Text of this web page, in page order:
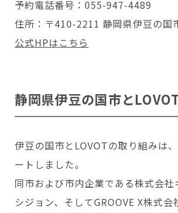
予約電話番号：055-947-4489
住所：〒410-2211 静岡県伊豆の国
公式HPはこちら
静岡県伊豆の国市とLOVOT
伊豆の国市とLOVOTの取り組みは
ートしました。
同市および市内企業である株式会社
シジョン、そしてGROOVE X株式